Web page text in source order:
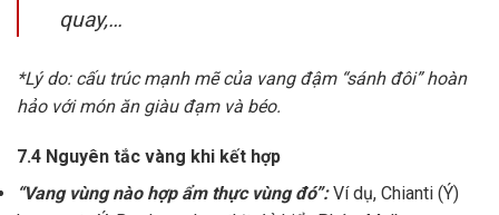
quay,…
*Lý do: cấu trúc mạnh mẽ của vang đậm “sánh đôi” hoàn
hảo với món ăn giàu đạm và béo.
7.4 Nguyên tắc vàng khi kết hợp
“Vang vùng nào hợp ẩm thực vùng đó”:Ví dụ, Chianti (Ý)